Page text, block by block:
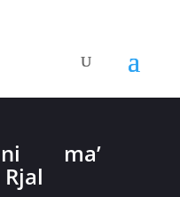
ma’